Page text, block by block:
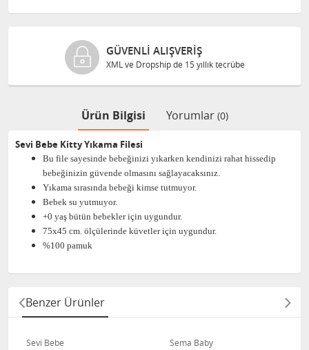
GÜVENLI ALIŞVERIŞ
XML ve Dropship de 15 yıllık tecrübe
Ürün Bilgisi Yorumlar (0)
Sevi Bebe Kitty Yıkama Filesi
Bu file sayesinde bebeğinizi yıkarken kendinizi rahat hissedip
bebeğinizin güvende olmasını sağlayacaksınız.
Yıkama sırasında bebeği kimse tutmuyor.
Bebek su yutmuyor.
+0 yaş bütün bebekler için uygundur.
75x45 cm. ölçülerinde küvetler için uygundur.
%100 pamuk
Benzer Ürünler
Sevi Bebe Sema Baby